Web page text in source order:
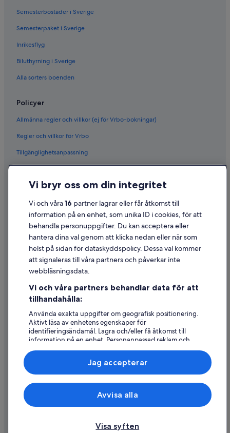
Semesterbostäder i Sverige
Semesterpaket i Sverige
Inrikesflyg
Biluthyrning i Sverige
Alla sorters boenden
Policyer
Allmänna regler och villkor (ej för Vrbo-bokningar)
Regler och villkor för Vrbo
Tillgänglighetsanpassning
Sekretess
Cookies
Användarvillkor
Juridisk information/Kontakta oss
Riktlinjer för innehåll och anmäla innehåll
Hjälp
Kontakta oss
Avboka eller ändra din bokning
Återbetalningsprocess och tidslinjer
Boka ett flyg med flygbolagskredit
Internationella resedokument
© 2026 Expedia, Inc., ett företag i Expedia Group. Med ensamrätt.
Expedia och Expedias logotyp är varumärken eller registrerade
Vi bryr oss om din integritet
Vi och våra16 partner lagrar eller får åtkomst till
information på en enhet, som unika ID i cookies, för att
behandla personuppgifter. Du kan acceptera eller
hantera dina val genom att klicka nedan eller när som
helst på sidan för dataskyddspolicy. Dessa val kommer
att signaleras till våra partners och påverkar inte
webbläsningsdata.
Vi och våra partners behandlar data för att
tillhandahålla:
Använda exakta uppgifter om geografisk positionering.
Aktivt läsa av enhetens egenskaper för
identifieringsändamål. Lagra och/eller få åtkomst till
information på en enhet. Personanpassad reklam och
innehåll, reklam- och innehållsmätning, forskning
Lista över partner (leverantörer)
Visa syften
Avvisa alla
Jag accepterar